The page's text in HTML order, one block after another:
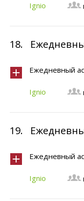
Ignio
18.
Ежедневный
Ignio
19.
Ежедневный
Ignio